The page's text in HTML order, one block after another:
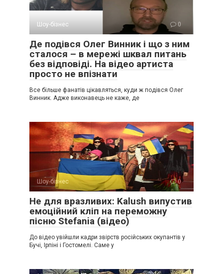
Шоу-бізнес 0
Де подівся Олег Винник і що з ним
сталося – в мережі шквал питань
без відповіді. На відео артиста
просто не впізнати
Все більше фанатів цікавляться, куди ж подівся Олег
Винник. Адже виконавець не каже, де
Шоу-бізнес 0
Не для вразливих: Kalush випустив
емоційний кліп на переможну
пісню Stefania (відео)
До відео увійшли кадри звірств російських окупантів у
Бучі, Ірпіні і Гостомелі. Саме у